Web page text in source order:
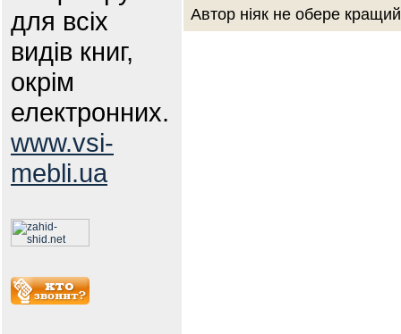
для всіх
видів книг,
окрім
електронних.
www.vsi-
mebli.ua
Автор ніяк не обере